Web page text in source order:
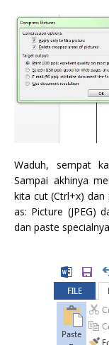
Waduh, sempat
Sampai akhinya
kita cut (Ctrl+x) dan
as: Picture (JPEG)
dan paste